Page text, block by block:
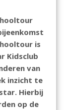
is
Kidsclub
van
inzicht te
Hierbij
op de